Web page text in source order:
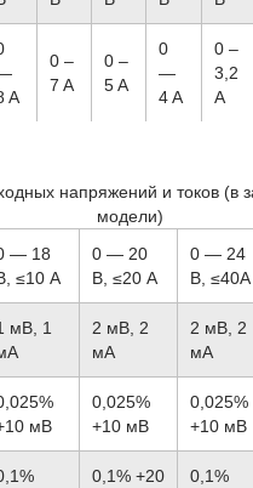
A
0 –
7 A
0 –
5 A
0
—
4 A
0 –
3,2
A
напряжений и токов (в
модели)
— 18
≤10 А
0 — 20
В, ≤20 А
0 — 24
В, ≤40А
мВ, 1
2 мВ, 2
мА
2 мВ, 2
мА
мВ
0,025%
+10 мВ
0,025%
+10 мВ
0,1% +20
0,1%